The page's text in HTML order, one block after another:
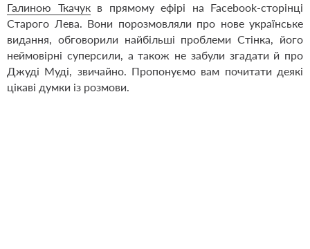
Галиною Ткачукв прямому ефірі на Facebook-сторінці
Старого Лева. Вони порозмовляли про нове українське
видання, обговорили найбільші проблеми Стінка, його
неймовірні суперсили, а також не забули згадати й про
Джуді Муді, звичайно. Пропонуємо вам почитати деякі
цікаві думки із розмови.